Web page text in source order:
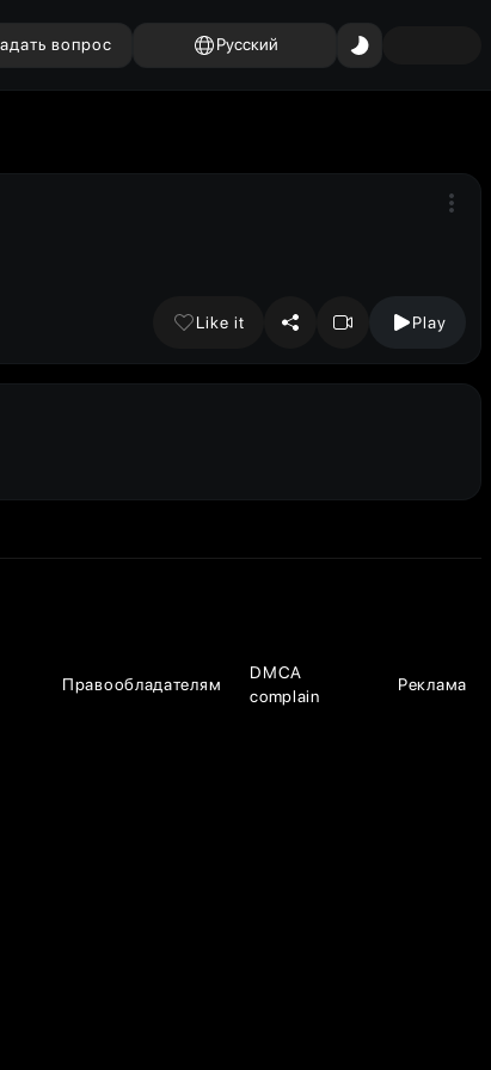
вопрос Русский
Like it Play
Правообладателям
DMCA
complain
Реклама